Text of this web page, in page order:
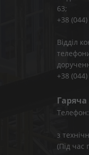
63;
+38
Відділ
+38
Гаряча
0 800
з
(Під час